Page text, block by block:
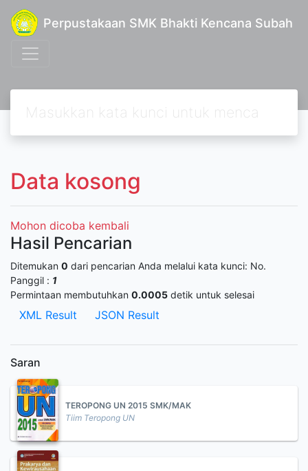
Perpustakaan SMK Bhakti Kencana Subah
Data kosong
Mohon dicoba kembali
Hasil Pencarian
Ditemukan 0 dari pencarian Anda melalui kata kunci: No.
Panggil : 1
Permintaan membutuhkan 0.0005 detik untuk selesai
XML Result JSON Result
Saran
TEROPONG UN 2015 SMK/MAK
Tiim Teropong UN